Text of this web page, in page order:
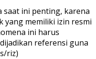
saat ini penting, karena
yang memiliki izin resmi
ini harus
referensi guna
riz)